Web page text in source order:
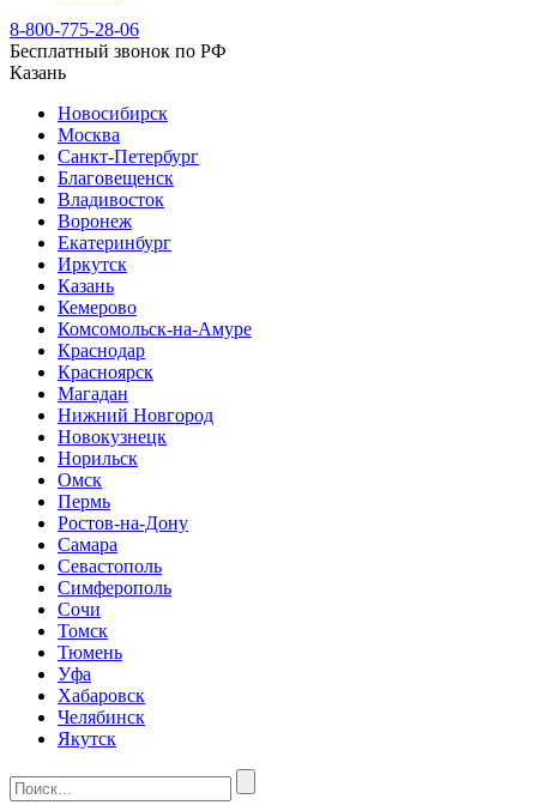
8-800-775-28-06
Бесплатный звонок по РФ
Казань
Новосибирск
Москва
Санкт-Петербург
Благовещенск
Владивосток
Воронеж
Екатеринбург
Иркутск
Казань
Кемерово
Комсомольск-на-Амуре
Краснодар
Красноярск
Магадан
Нижний Новгород
Новокузнецк
Норильск
Омск
Пермь
Ростов-на-Дону
Самара
Севастополь
Симферополь
Сочи
Томск
Тюмень
Уфа
Хабаровск
Челябинск
Якутск